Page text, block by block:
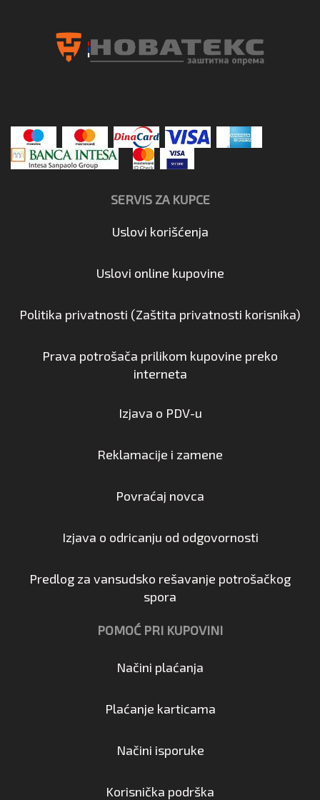
SERVIS ZA KUPCE
Uslovi korišćenja
Uslovi online kupovine
Politika privatnosti (Zaštita privatnosti korisnika)
Prava potrošača prilikom kupovine preko
interneta
Izjava o PDV-u
Reklamacije i zamene
Povraćaj novca
Izjava o odricanju od odgovornosti
Predlog za vansudsko rešavanje potrošačkog
spora
POMOĆ PRI KUPOVINI
Načini plaćanja
Plaćanje karticama
Načini isporuke
Korisnička podrška